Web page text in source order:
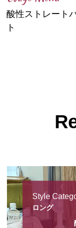
酸性ストレート
ト
Style
ロング